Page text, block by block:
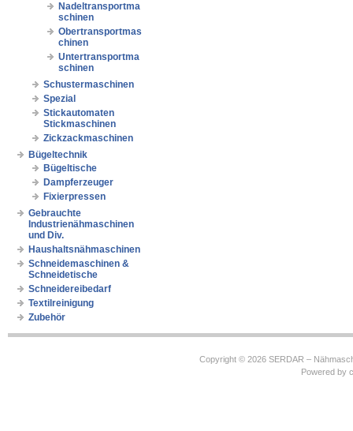
Nadeltransportma
schinen
Obertransportmas
chinen
Untertransportma
schinen
Schustermaschinen
Spezial
Stickautomaten
Stickmaschinen
Zickzackmaschinen
Bügeltechnik
Bügeltische
Dampferzeuger
Fixierpressen
Gebrauchte
Industrienähmaschinen
und Div.
Haushaltsnähmaschinen
Schneidemaschinen &
Schneidetische
Schneidereibedarf
Textilreinigung
Zubehör
Copyright © 2026 SERDAR –
Powered by